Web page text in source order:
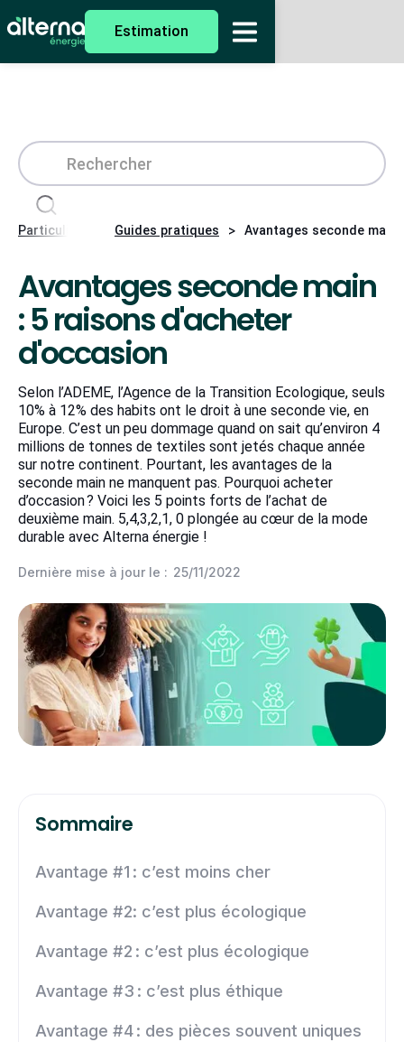
Estimation
Particuliers Guides pratiques > Avantages seconde
Avantages seconde main
: 5 raisons d'acheter
d'occasion
Selon l’ADEME, l’Agence de la Transition Ecologique, seuls
10% à 12% des habits ont le droit à une seconde vie, en
Europe. C’est un peu dommage quand on sait qu’environ 4
millions de tonnes de textiles sont jetés chaque année
sur notre continent. Pourtant, les avantages de la
seconde main ne manquent pas. Pourquoi acheter
d’occasion ? Voici les 5 points forts de l’achat de
deuxième main. 5,4,3,2,1, 0 plongée au cœur de la mode
durable avec Alterna énergie !
Dernière mise à jour le : 25/11/2022
Sommaire
Avantage #1 : c’est moins cher
Avantage #2: c’est plus écologique
Avantage #2 : c’est plus écologique
Avantage #3 : c’est plus éthique
Avantage #4 : des pièces souvent uniques